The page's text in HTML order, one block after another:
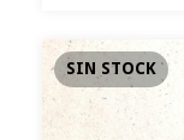
SIN STOCK